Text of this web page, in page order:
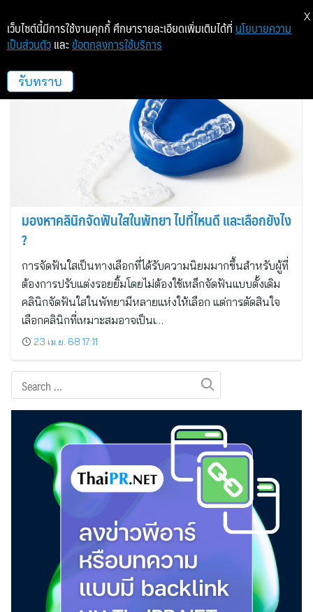
DR CLEAR ALIGNERS
มองหาคลินิกจัดฟันใสในพัทยา ไปที่ไหนดี และเลือกยังไง
?
การจัดฟันใสเป็นทางเลือกที่ได้รับความนิยมมากขึ้นสำหรับผู้ที่
ต้องการปรับแต่งรอยยิ้มโดยไม่ต้องใช้เหล็กจัดฟันแบบดั้งเดิม
คลินิกจัดฟันใสในพัทยามีหลายแห่งให้เลือก แต่การตัดสินใจ
เลือกคลินิกที่เหมาะสมอาจเป็นเ…
23 เม.ย. 68 17:11
เว็บไซต์นี้มีการใช้งานคุกกี้ ศึกษารายละเอียดเพิ่มเติมได้ที่ นโยบายความ
เป็นส่วนตัว และ ข้อตกลงการใช้บริการ
รับทราบ
X